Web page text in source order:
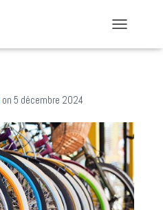
on 5 décembre 2024